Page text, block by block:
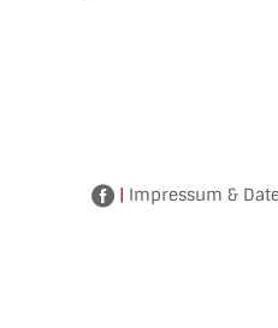
| Impressum &